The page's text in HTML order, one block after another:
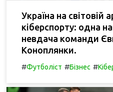
Україна на світовій
кіберспорту: одна
невдача команди
Коноплянки.
#Футболіст #Бізнес #